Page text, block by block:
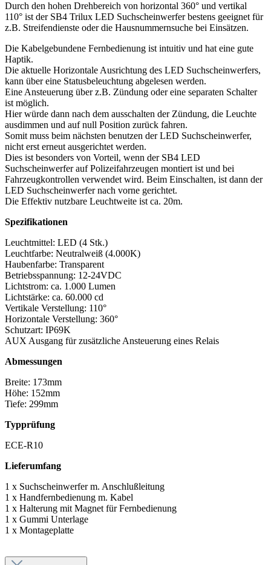
Durch den hohen Drehbereich von horizontal 360° und vertikal
110° ist der SB4 Trilux LED Suchscheinwerfer bestens geeignet für
z.B. Streifendienste oder die Hausnummernsuche bei Einsätzen.
Die Kabelgebundene Fernbedienung ist intuitiv und hat eine gute
Haptik.
Die aktuelle Horizontale Ausrichtung des LED Suchscheinwerfers,
kann über eine Statusbeleuchtung abgelesen werden.
Eine Ansteuerung über z.B. Zündung oder eine separaten Schalter
ist möglich.
Hier würde dann nach dem ausschalten der Zündung, die Leuchte
ausdimmen und auf null Position zurück fahren.
Somit muss beim nächsten benutzen der LED Suchscheinwerfer,
nicht erst erneut ausgerichtet werden.
Dies ist besonders von Vorteil, wenn der SB4 LED
Suchscheinwerfer auf Polizeifahrzeugen montiert ist und bei
Fahrzeugkontrollen verwendet wird. Beim Einschalten, ist dann der
LED Suchscheinwerfer nach vorne gerichtet.
Die Effektiv nutzbare Leuchtweite ist ca. 20m.
Spezifikationen
Leuchtmittel: LED (4 Stk.)
Leuchtfarbe: Neutralweiß (4.000K)
Haubenfarbe: Transparent
Betriebsspannung: 12-24VDC
Lichtstrom: ca. 1.000 Lumen
Lichtstärke: ca. 60.000 cd
Vertikale Verstellung: 110°
Horizontale Verstellung: 360°
Schutzart: IP69K
AUX Ausgang für zusätzliche Ansteuerung eines Relais
Abmessungen
Breite: 173mm
Höhe: 152mm
Tiefe: 299mm
Typprüfung
ECE-R10
Lieferumfang
1 x Suchscheinwerfer m. Anschlußleitung
1 x Handfernbedienung m. Kabel
1 x Halterung mit Magnet für Fernbedienung
1 x Gummi Unterlage
1 x Montageplatte